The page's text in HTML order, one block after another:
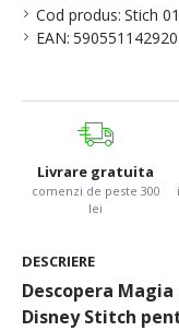
Cod produs: Stich
EAN:
Livrare gratuita
comenzi de peste 300
lei
DESCRIERE
Descopera
Disney Stitch